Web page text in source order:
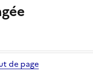
de page